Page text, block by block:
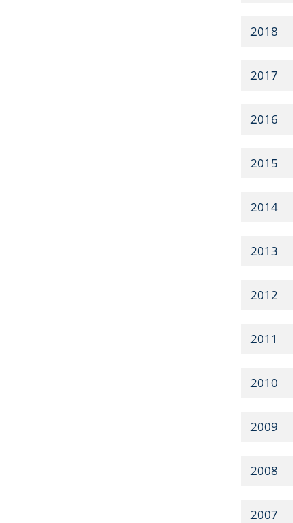
2018
2017
2016
2015
2014
2013
2012
2011
2010
2009
2008
2007